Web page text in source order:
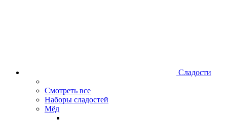
Сладости
Смотреть все
Наборы сладостей
Мёд